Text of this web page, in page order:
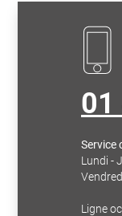
01
Service
Lundi -
Ligne